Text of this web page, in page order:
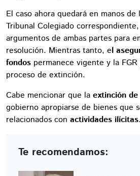
El caso ahora quedará en manos de
Tribunal Colegiado
argumentos de ambas partes para
resolución. Mientras tanto, el
fondos permanece vigente y la
proceso de extinción.
Cabe mencionar que la extinción
gobierno apropiarse de bienes que
relacionados con actividades ilícitas.
Te recomendamos: